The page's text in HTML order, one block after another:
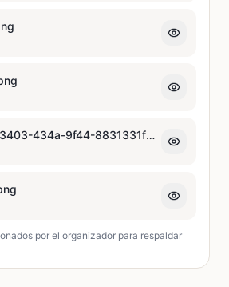
98b52cea-3403-434a-9f44-8831331f880a.jpeg
por el organizador para respaldar